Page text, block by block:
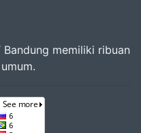
memiliki ribuan